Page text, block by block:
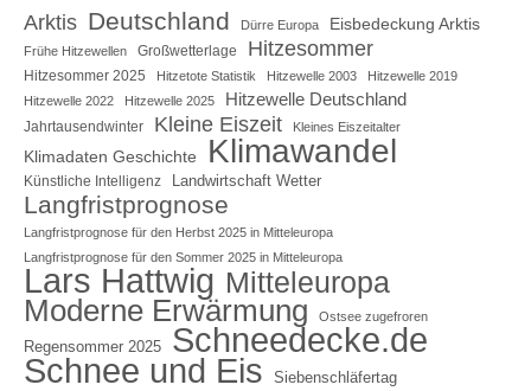
Arktis Deutschland Dürre Europa Eisbedeckung Arktis
Frühe Hitzewellen Großwetterlage Hitzesommer
Hitzesommer 2025 Hitzetote Statistik Hitzewelle 2003
Hitzewelle 2019
Hitzewelle 2022
Hitzewelle 2025 Hitzewelle Deutschland
Jahrtausendwinter Kleine Eiszeit Kleines Eiszeitalter
Klimadaten Geschichte Klimawandel
Künstliche Intelligenz Landwirtschaft Wetter
Langfristprognose
Langfristprognose für den Herbst 2025 in Mitteleuropa
Langfristprognose für den Sommer 2025 in Mitteleuropa
Lars Hattwig Mitteleuropa
Moderne Erwärmung Ostsee zugefroren
Regensommer 2025 Schneedecke.de
Schnee und Eis Siebenschläfertag